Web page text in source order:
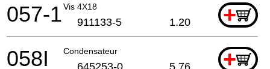
Vis 4X18 +
057-1 911133-5 1.20
Condensateur +
058I 645253-0 5.76